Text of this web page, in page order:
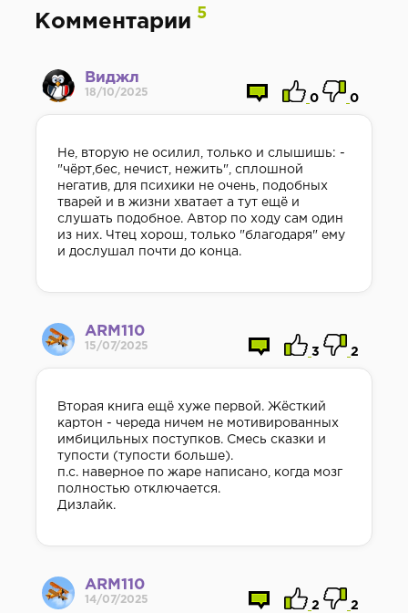
Комментарии 5
Виджл
18/10/2025
0 0
Не, вторую не осилил, только и слышишь: -
"чёрт,бес, нечист, нежить", сплошной
негатив, для психики не очень, подобных
тварей и в жизни хватает а тут ещё и
слушать подобное. Автор по ходу сам один
из них. Чтец хорош, только "благодаря" ему
и дослушал почти до конца.
ARM110
15/07/2025
3 2
Вторая книга ещё хуже первой. Жёсткий
картон - череда ничем не мотивированных
имбицильных поступков. Смесь сказки и
тупости (тупости больше).
п.с. наверное по жаре написано, когда мозг
полностью отключается.
Дизлайк.
ARM110
14/07/2025
2 2